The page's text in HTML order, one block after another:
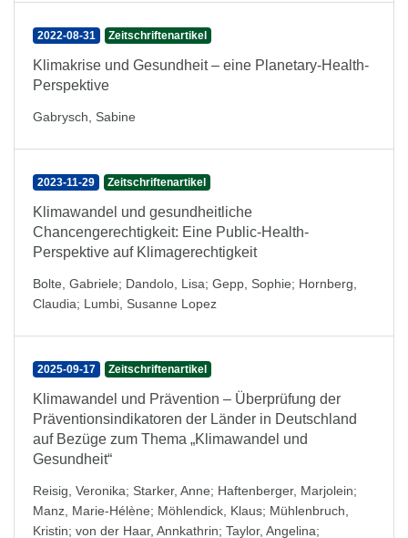
2022-08-31 Zeitschriftenartikel
Klimakrise und Gesundheit – eine Planetary-Health-
Perspektive
Gabrysch, Sabine
2023-11-29 Zeitschriftenartikel
Klimawandel und gesundheitliche
Chancengerechtigkeit: Eine Public-Health-
Perspektive auf Klimagerechtigkeit
Bolte, Gabriele; Dandolo, Lisa; Gepp, Sophie; Hornberg,
Claudia; Lumbi, Susanne Lopez
2025-09-17 Zeitschriftenartikel
Klimawandel und Prävention – Überprüfung der
Präventionsindikatoren der Länder in Deutschland
auf Bezüge zum Thema „Klimawandel und
Gesundheit“
Reisig, Veronika; Starker, Anne; Haftenberger, Marjolein;
Manz, Marie-Hélène; Möhlendick, Klaus; Mühlenbruch,
Kristin; von der Haar, Annkathrin; Taylor, Angelina;